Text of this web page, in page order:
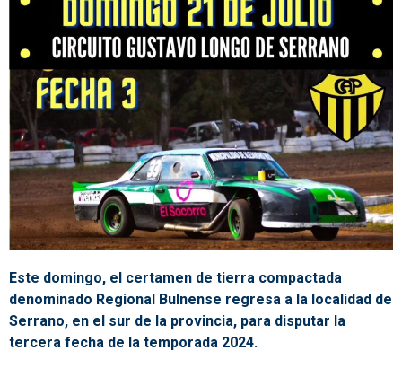
Este domingo, el certamen de tierra compactada
denominado Regional Bulnense regresa a la localidad de
Serrano, en el sur de la provincia, para disputar la
tercera fecha de la temporada 2024.